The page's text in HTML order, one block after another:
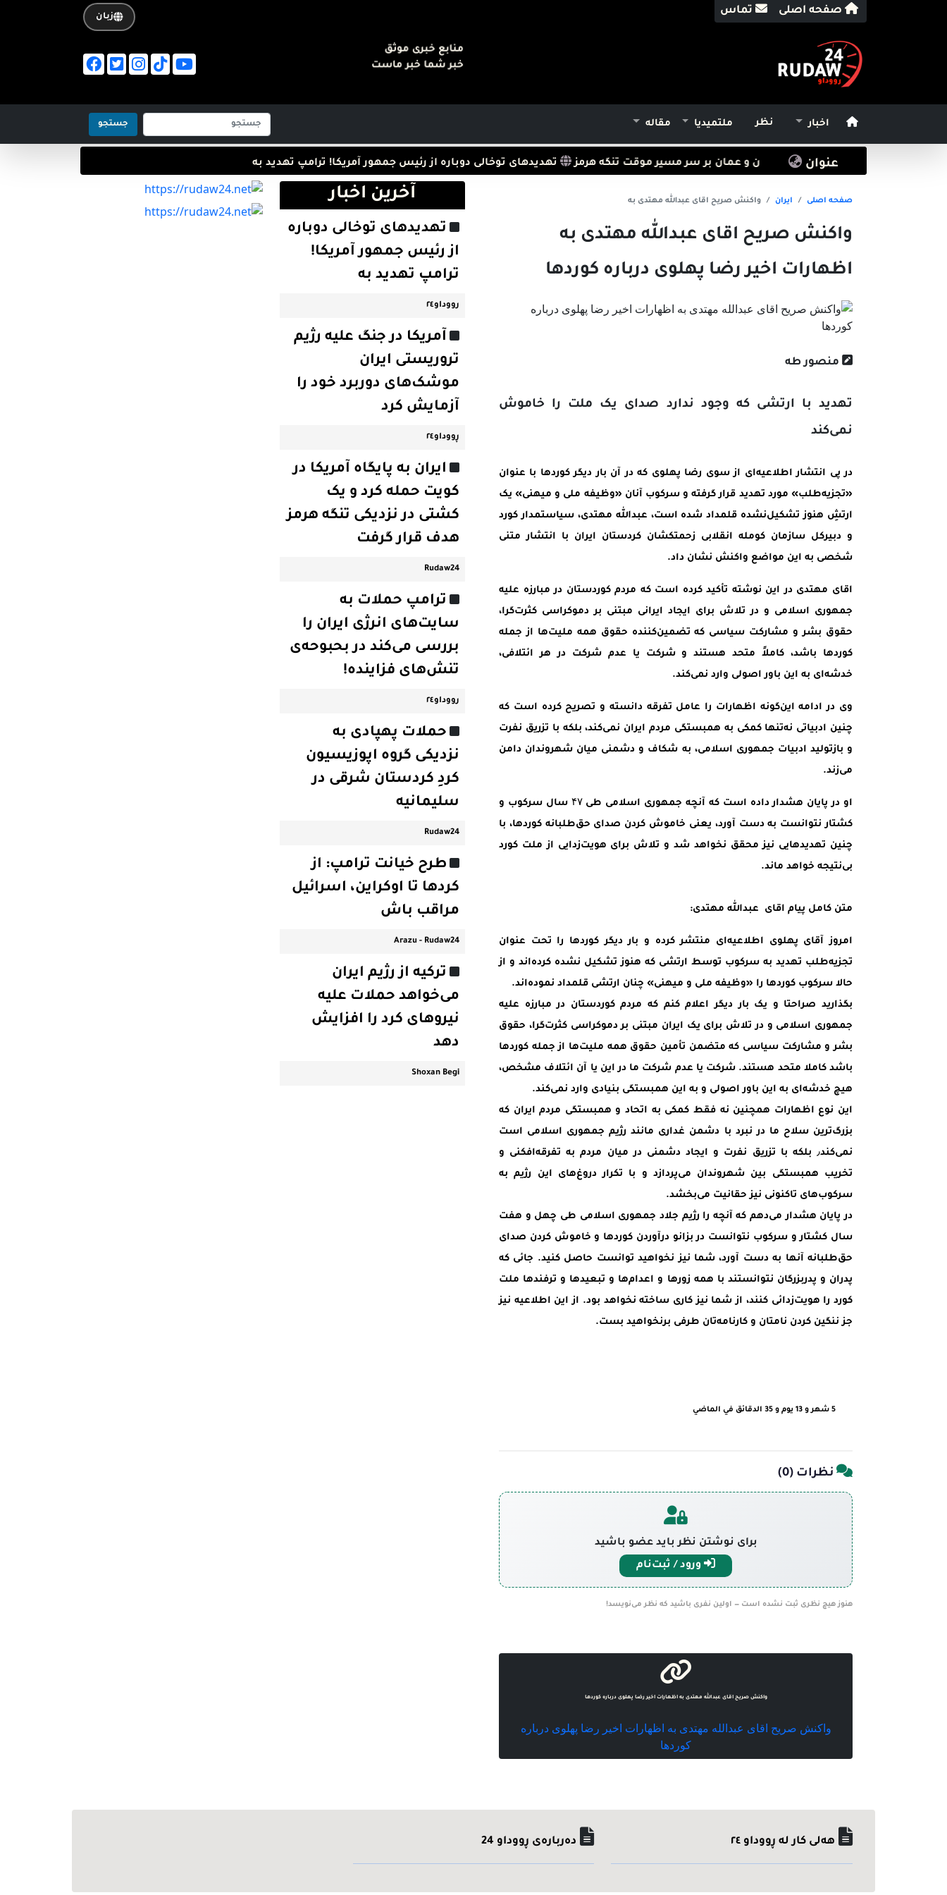
صفحه اصلی تماس زبان
منابع خبری موثق
خبر شما خبر ماست
اخبار نظر ملتمیدیا مقاله جستجو
توافق رژیم تروریستی ایران و عمان بر سر مسیر موقت تنگه هرمز تهدیدهای توخالی دوباره از رئیس جمهور آمریکا! ترامپ تهدید به عنوان
صفحه اصلی ایران واکنش صریح اقای عبدالله مهتدی به
واکنش صریح اقای عبدالله مهتدی به
اظهارات اخیر رضا پهلوی درباره کوردها
منصور طە
تهدید با ارتشی که وجود ندارد صدای یک ملت را خاموش
نمی‌کند
در پی انتشار اطلاعیه‌ای از سوی رضا پهلوی که در آن بار دیگر کوردها با عنوان
«تجزیه‌طلب» مورد تهدید قرار گرفته و سرکوب آنان «وظیفه ملی و میهنی» یک
ارتشِ هنوز تشکیل‌نشده قلمداد شده است، عبدالله مهتدی، سیاستمدار کورد
و دبیرکل سازمان کومله انقلابی زحمتکشان کردستان ایران با انتشار متنی
شخصی به این مواضع واکنش نشان داد.
اقای مهتدی در این نوشته تأکید کرده است که مردم کوردستان در مبارزه علیه
جمهوری اسلامی و در تلاش برای ایجاد ایرانی مبتنی بر دموکراسی کثرت‌گرا،
حقوق بشر و مشارکت سیاسی که تضمین‌کننده حقوق همه ملیت‌ها از جمله
کوردها باشد، کاملاً متحد هستند و شرکت یا عدم شرکت در هر ائتلافی،
خدشه‌ای به این باور اصولی وارد نمی‌کند.
وی در ادامه این‌گونه اظهارات را عامل تفرقه دانسته و تصریح کرده است که
چنین ادبیاتی نه‌تنها کمکی به همبستگی مردم ایران نمی‌کند، بلکه با تزریق نفرت
و بازتولید ادبیات جمهوری اسلامی، به شکاف و دشمنی میان شهروندان دامن
می‌زند.
او در پایان هشدار داده است که آنچه جمهوری اسلامی طی ۴۷ سال سرکوب و
کشتار نتوانست به دست آورد، یعنی خاموش کردن صدای حق‌طلبانه کوردها، با
چنین تهدیدهایی نیز محقق نخواهد شد و تلاش برای هویت‌زدایی از ملت کورد
بی‌نتیجه خواهد ماند.
متن کامل پیام اقای عبدالله مهتدی:
امروز آقای پهلوی اطلاعیه‌ای منتشر کرده و بار دیگر کوردها را تحت عنوان
تجزیه‌طلب تهدید به سرکوب توسط ارتشی که هنوز تشکیل نشده کرده‌اند و از
حالا سرکوب کوردها را «وظیفه‌ ملی و میهنی» چنان ارتشی قلمداد نموده‌اند.
‏بگذارید صراحتا و یک بار دیگر اعلام کنم که مردم کوردستان در مبارزه علیه
جمهوری اسلامی و در تلاش برای یک ایران مبتنی بر دموکراسی کثرت‌گرا، حقوق
بشر و مشارکت سیاسی که متضمن تأمین حقوق همه ملیت‌ها ‌از جمله کوردها
باشد کاملا متحد هستند. شرکت یا عدم شرکت ما در این یا آن ائتلاف مشخص،
هیچ خدشه‌ای به این باور اصولی و به این همبستگی بنیادی وارد نمی‌کند.
‏این نوع اظهارات همچنین نه فقط کمکی به اتحاد و همبستگی مردم ایران که
بزرگ‌ترین سلاح ما در نبرد با دشمن غداری مانند رژیم جمهوری اسلامی است
نمی‌کند٫ بلکه با تزریق نفرت و ایجاد دشمنی در میان مردم به تفرقه‌افکنی و
تخریب همبستگی بین شهروندان می‌پردازد و با تکرار دروغ‌های این رژیم به
سرکوب‌های تاکنونی نیز حقانیت می‌بخشد.
‏در پایان هشدار می‌دهم که آنچه را رژیم جلاد جمهوری اسلامی طی چهل و هفت
سال کشتار و سرکوب نتوانست در بزانو درآوردن کوردها و خاموش کردن صدای
حق‌طلبانه آنها به دست آورد، شما نیز نخواهید توانست حاصل کنید. جائی که
پدران و پدربزرگان نتوانستند با همه زورها و اعدام‌ها و تبعیدها و ترفندها ملت
کورد را هویت‌زدائی کنند، از شما نیز کاری ساخته نخواهد بود. از این اطلاعیه نیز
جز ننگین کردن نامتان و کارنامه‌تان طرفی برنخواهید بست.
5 شهر و 13 يوم و 35 الدقائق في الماضي
نظرات (0
)
برای نوشتن نظر باید عضو باشید
ورود / ثبت‌نام
هنوز هیچ نظری ثبت نشده است — اولین نفری باشید که نظر می‌نویسد!
واکنش صریح اقای عبدالله مهتدی به اظهارات اخیر رضا پهلوی درباره کوردها
واکنش صریح اقای عبدالله مهتدی به اظهارات اخیر رضا پهلوی درباره
کوردها
آخرین اخبار
تهدیدهای توخالی دوباره
از رئیس جمهور آمریکا!
ترامپ تهدید به
رووداو٢٤
آمریکا در جنگ علیه رژیم
تروریستی ایران
موشک‌های دوربرد خود را
آزمایش کرد
ڕووداو٢٤
ایران به پایگاه آمریکا در
کویت حمله کرد و یک
کشتی در نزدیکی تنگه هرمز
هدف قرار گرفت
Rudaw24
ترامپ حملات به
سایت‌های انرژی ایران را
بررسی می‌کند در بحبوحه‌ی
تنش‌های فزاینده!
رووداو٢٤
حملات پهپادی به
نزدیکی گروه اپوزیسیون
کردِ کردستان شرقی در
سلیمانیه
Rudaw24
طرح خیانت ترامپ: از
کردها تا اوکراین، اسرائیل
مراقب باش
Arazu - Rudaw24
ترکیه از رژیم ایران
می‌خواهد حملات علیه
نیروهای کرد را افزایش
دهد
Shoxan Begi
هه‌لی کار له ڕووداو ٢٤ ده‌رباره‌ی ڕووداو 24